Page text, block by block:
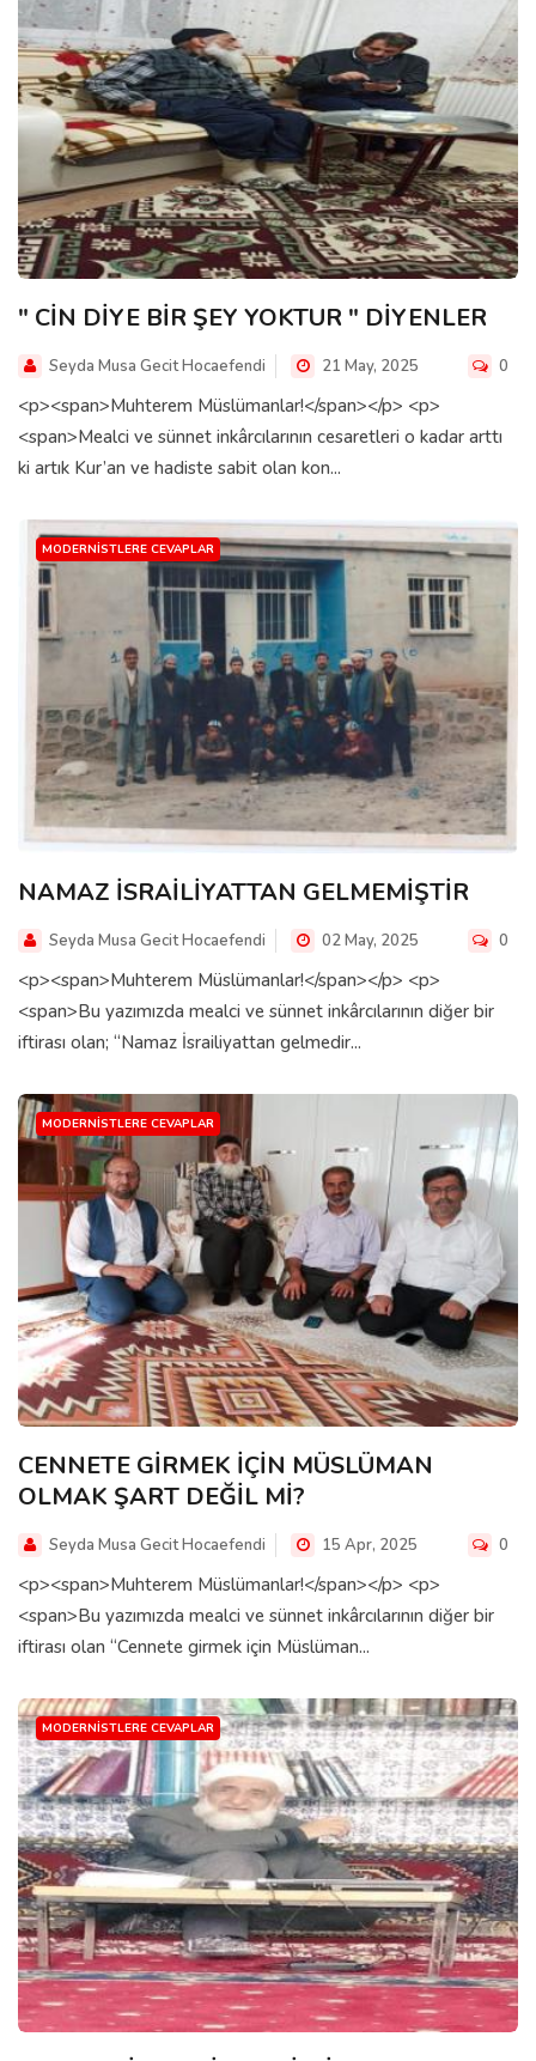
" CİN DİYE BİR ŞEY YOKTUR " DİYENLER
Seyda Musa Gecit Hocaefendi 21 May, 2025 0
<p><span>Muhterem Müslümanlar!</span></p> <p>
<span>Mealci ve sünnet inkârcılarının cesaretleri o kadar arttı
ki artık Kur’an ve hadiste sabit olan kon...
MODERNISTLERE CEVAPLAR
NAMAZ İSRAİLİYATTAN GELMEMİŞTİR
Seyda Musa Gecit Hocaefendi 02 May, 2025 0
<p><span>Muhterem Müslümanlar!</span></p> <p>
<span>Bu yazımızda mealci ve sünnet inkârcılarının diğer bir
iftirası olan; “Namaz İsrailiyattan gelmedir...
MODERNISTLERE CEVAPLAR
CENNETE GİRMEK İÇİN MÜSLÜMAN
OLMAK ŞART DEĞİL Mİ?
Seyda Musa Gecit Hocaefendi 15 Apr, 2025 0
<p><span>Muhterem Müslümanlar!</span></p> <p>
<span>Bu yazımızda mealci ve sünnet inkârcılarının diğer bir
iftirası olan “Cennete girmek için Müslüman...
MODERNISTLERE CEVAPLAR